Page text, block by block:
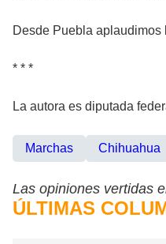
Desde Puebla aplaudimos
* * *
La autora es diputada
Marchas Chihuahua
Las opiniones vertidas
ÚLTIMAS